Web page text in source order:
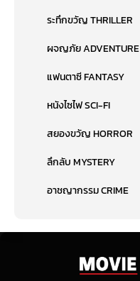
ระทึกขวัญ THRILLER
ผจญภัย ADVENTURE
แฟนตาซี FANTASY
หนังไซไฟ SCI-FI
สยองขวัญ HORROR
ลึกลับ MYSTERY
อาชญากรรม CRIME